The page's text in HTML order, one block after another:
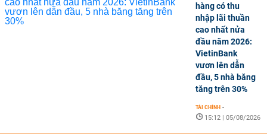
hàng có thu
nhập lãi thuần
cao nhất nửa
đầu năm 2026:
VietinBank
vươn lên dẫn
đầu, 5 nhà băng
tăng trên 30%
TÀI CHÍNH -
15:12 | 05/08/2026